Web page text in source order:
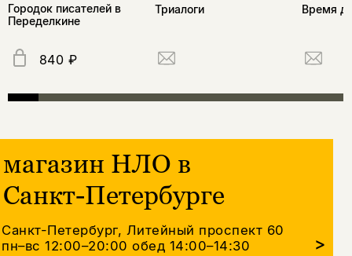
Городок писателей в
Переделкине
840 ₽
Триалоги
Время
магазин НЛО в
Санкт-Петербурге
Санкт-Петербург, Литейный проспект 60
пн–вс 12:00–20:00обед 14:00–14:30 >